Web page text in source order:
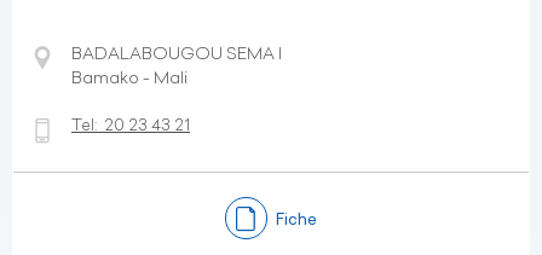
BADALABOUGOU SEMA I
Bamako - Mali
Tel: 20 23 43 21
Fiche